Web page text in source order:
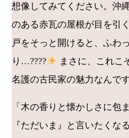
想像してみてください。沖
のある赤瓦の屋根が目を引
戸をそっと開けると、ふわ
り…????
まさに、これこ
名護の古民家の魅力なんです
「木の香りと懐かしさに包
『ただいま』と言いたくな